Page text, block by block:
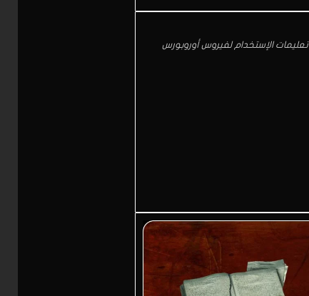
تعليمات الإستخدام لفيروس أوروبورس